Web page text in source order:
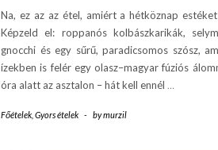
Na, ez az az étel, amiért a hétköznap
Képzeld el: roppanós kolbászkarikák,
gnocchi és egy sűrű, paradicsomos szósz,
ízekben is felér egy olasz–magyar fúziós
óra alatt az asztalon – hát kell ennél …
Főételek Gyors ételek - bymurzil